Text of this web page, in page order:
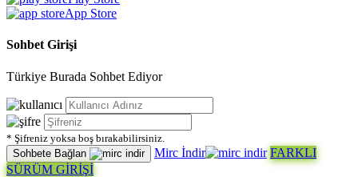
App Store
Sohbet Girişi
Türkiye Burada Sohbet Ediyor
* Şifreniz yoksa boş bırakabilirsiniz.
Sohbete Bağlan
Mirc İndir
FARKLI
SÜRÜM GİRİŞİ